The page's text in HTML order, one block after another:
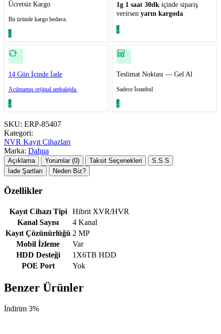
Ücretsiz Kargo
Bu üründe kargo bedava.
1g 1 saat 30dk içinde sipariş
verirsen yarın kargoda
14 Gün İçinde İade
Açılmamış orijinal ambalajda.
Teslimat Noktası — Gel Al
Sadece İstanbul
SKU: ERP-85407
Kategori:
NVR Kayıt Cihazları
Marka: Dahua
Açıklama Yorumlar (0) Taksit Seçenekleri
S.S.S
İade Şartları
Neden Biz?
Özellikler
Kayıt Cihazı Tipi
Hibrit XVR/HVR
Kanal Sayısı
4 Kanal
Kayıt Çözünürlüğü 2 MP
Mobil İzleme
Var
HDD Desteği
1X6TB HDD
POE Port
Yok
Benzer Ürünler
İndirim 3%